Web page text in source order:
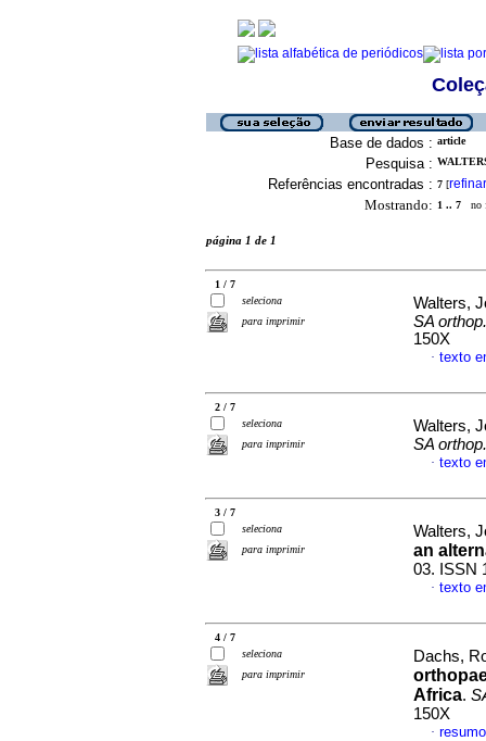
Base de dados : article
Pesquisa :
Referências encontradas : 7 [refinar
Mostrando: 1 .. 7 no
página 1 de 1
1 / 7
seleciona
para imprimir
Walters,
SA
150X
· texto
2 / 7
seleciona
para imprimir
Walters,
SA
· texto
3 / 7
seleciona
para imprimir
Walters,
an
03. ISSN
· texto
4 / 7
seleciona
para imprimir
Dachs,
Africa.
150X
·